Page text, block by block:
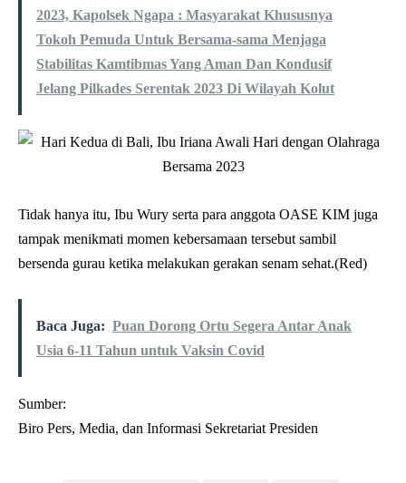
2023, Kapolsek Ngapa : Masyarakat Khususnya
Tokoh Pemuda Untuk Bersama-sama Menjaga
Stabilitas Kamtibmas Yang Aman Dan Kondusif
Jelang Pilkades Serentak 2023 Di Wilayah Kolut
Tidak hanya itu, Ibu Wury serta para anggota OASE KIM juga
tampak menikmati momen kebersamaan tersebut sambil
bersenda gurau ketika melakukan gerakan senam sehat.(Red)
Baca Juga: Puan Dorong Ortu Segera Antar Anak
Usia 6-11 Tahun untuk Vaksin Covid
Sumber:
Biro Pers, Media, dan Informasi Sekretariat Presiden